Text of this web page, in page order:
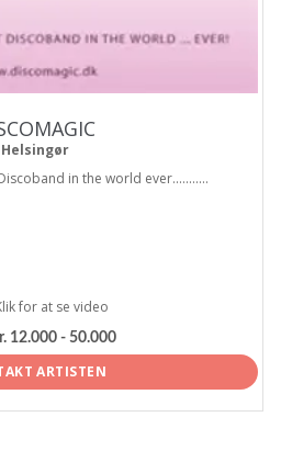
Helsingør
in the world ever...........
for at se video
12.000 - 50.000
ARTISTEN